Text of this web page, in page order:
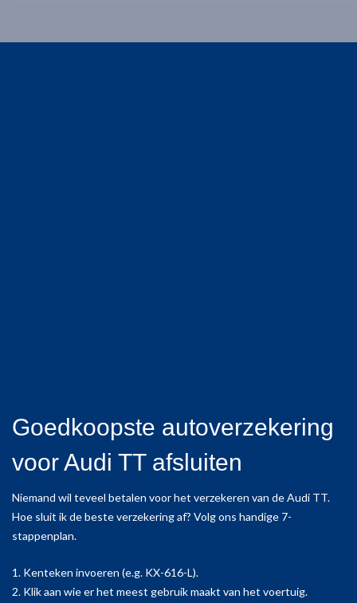
Goedkoopste autoverzekering
voor Audi TT afsluiten
Niemand wil teveel betalen voor het verzekeren van de Audi TT.
Hoe sluit ik de beste verzekering af? Volg ons handige 7-
stappenplan.
1. Kenteken invoeren (e.g. KX-616-L).
2. Klik aan wie er het meest gebruik maakt van het voertuig.